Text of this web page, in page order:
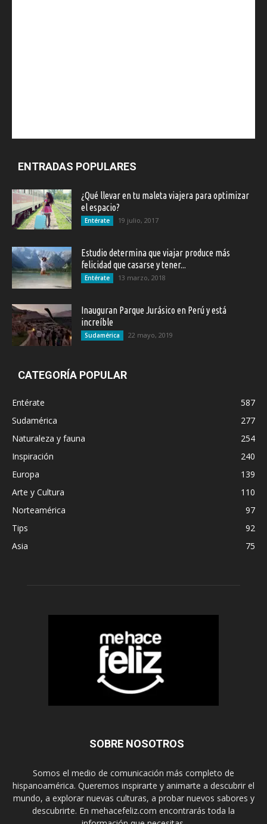
ENTRADAS POPULARES
¿Qué llevar en tu maleta viajera para optimizar
el espacio?
Entérate 19 julio, 2017
Estudio determina que viajar produce más
felicidad que casarse y tener...
Entérate 13 marzo, 2018
Inauguran Parque Jurásico en Perú y está
increíble
Sudamérica 22 mayo, 2019
CATEGORÍA POPULAR
Entérate
587
Sudamérica
277
Naturaleza y fauna
254
Inspiración
240
Europa
139
Arte y Cultura
110
Norteamérica
97
Tips
92
Asia
75
SOBRE NOSOTROS
Somos el medio de comunicación más completo de
hispanoamérica. Queremos inspirarte y animarte a descubrir el
mundo, a explorar nuevas culturas, a probar nuevos sabores y
descubrirte. En mehacefeliz.com encontrarás toda la